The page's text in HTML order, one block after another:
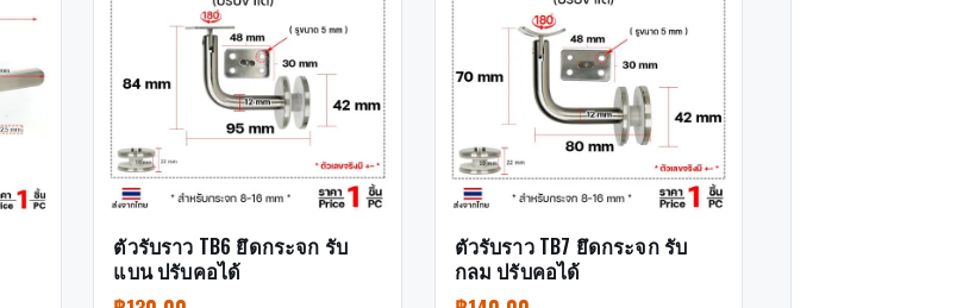
ตัวรับราว TB6 ยึดกระจก รับ
แบน ปรับคอได้
ตัวรับราว TB7 ยึดกระจก รับ
กลม ปรับคอได้